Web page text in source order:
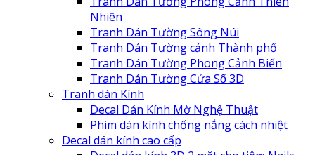
Nhiên
Tranh Dán Tường Sông Núi
Tranh Dán Tường cảnh Thành phố
Tranh Dán Tường Phong Cảnh Biển
Tranh Dán Tường Cửa Sổ 3D
Tranh dán Kính
Decal Dán Kính Mờ Nghệ Thuật
Phim dán kính chống nắng cách nhiệt
Decal dán kính cao cấp